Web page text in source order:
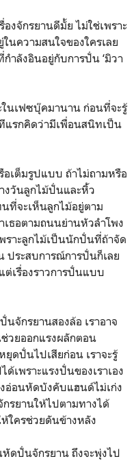
องจักรยานดีมั้ย ไม่ใช่เพราะ
นความสนใจของใครเลย
ำลังอินอยู่กับการปั่น ‘มิวา
ในเฟซบุ๊คมานาน ก่อนที่จะรู้
แรกคิดว่ามีเพื่อนสนิทเป็น
เต็มรูปแบบ ถ้าไม่ถามหรือ
งวันลูกไม้ปั่นและหิ้ว
ที่จะเห็นลูกไม้อยู่ตาม
เธอตามถนนย่านหัวลำโพง
ราะลูกไม้เป็นนักปั่นที่ถ้าจัด
ประสบการณ์การปั่นก็เลย
ต่เรื่องราวการปั่นแบบ
จักรยานสองล้อ เราอาจ
วยออกแรงผลักตอน
ดปั่นไปเสียก่อน เราจะรู้
เพราะแรงปั่นของเราเอง
อ่อนหัดบังคับแฮนด์ไม่เก่ง
รยานให้ไปตามทางได้
ใครช่วยดันข้างหลัง
ดปั่นจักรยาน ถึงจะพุ่งไป